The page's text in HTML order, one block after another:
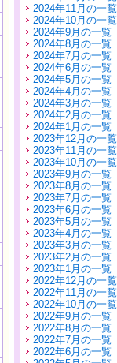
2024年11月の一覧
2024年10月の一覧
2024年9月の一覧
2024年8月の一覧
2024年7月の一覧
2024年6月の一覧
2024年5月の一覧
2024年4月の一覧
2024年3月の一覧
2024年2月の一覧
2024年1月の一覧
2023年12月の一覧
2023年11月の一覧
2023年10月の一覧
2023年9月の一覧
2023年8月の一覧
2023年7月の一覧
2023年6月の一覧
2023年5月の一覧
2023年4月の一覧
2023年3月の一覧
2023年2月の一覧
2023年1月の一覧
2022年12月の一覧
2022年11月の一覧
2022年10月の一覧
2022年9月の一覧
2022年8月の一覧
2022年7月の一覧
2022年6月の一覧